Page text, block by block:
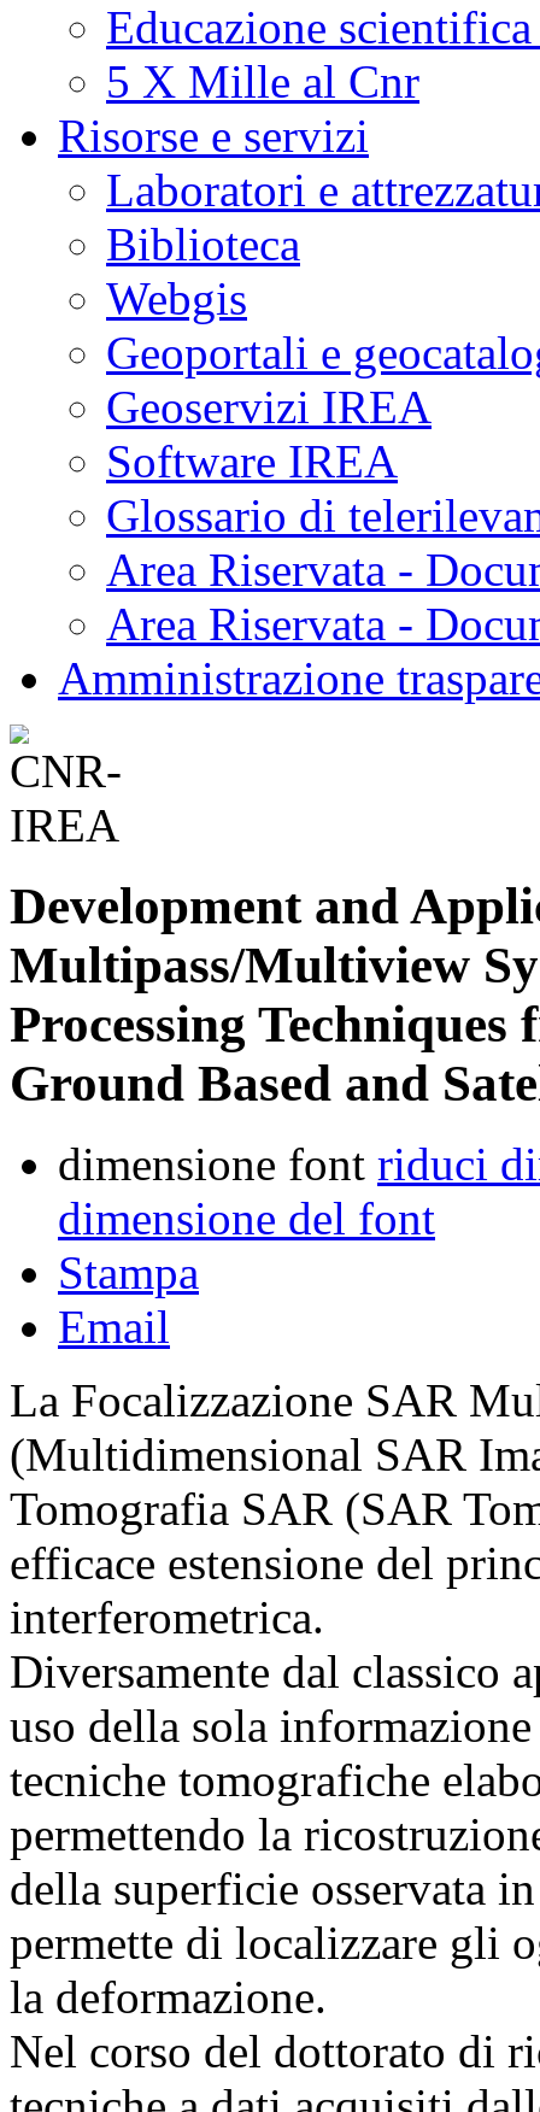
Educazione
5 X Mille al Cnr
Risorse e servizi
Laboratori e
Biblioteca
Webgis
Geoportali e
Geoservizi IREA
Software IREA
Glossario di
Area Riservata -
Area Riservata -
Amministrazione
Development and
Multipass/Multiview
Processing
Ground Based and
dimensione font riduci
dimensione del font
Stampa
Email
La Focalizzazione SAR
(Multidimensional SAR
Tomografia SAR (SAR
efficace estensione del
interferometrica.
Diversamente dal classico
uso della sola
tecniche tomografiche
permettendo la
della superficie osservata
permette di localizzare gli
la deformazione.
Nel corso del dottorato di